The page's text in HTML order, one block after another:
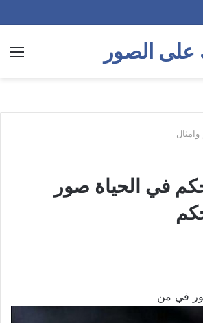
الصور
في الحياة صور
في من